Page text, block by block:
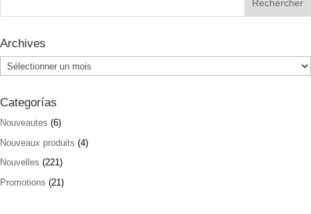
Archives
Archives
Categorías
Nouveautes (6)
Nouveaux produits (4)
Nouvelles (221)
Promotions (21)